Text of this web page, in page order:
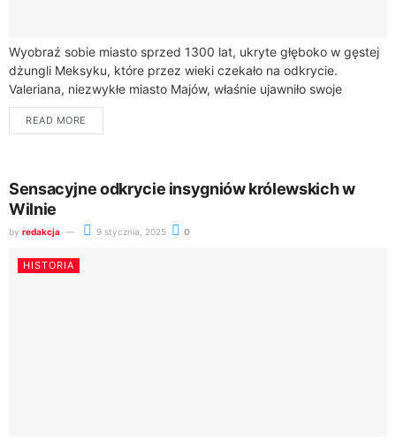
Wyobraź sobie miasto sprzed 1300 lat, ukryte głęboko w gęstej
dżungli Meksyku, które przez wieki czekało na odkrycie.
Valeriana, niezwykłe miasto Majów, właśnie ujawniło swoje
sekrety dzięki zaawansowanej technologii LiDAR.To...
READ MORE
Sensacyjne odkrycie insygniów królewskich w
Wilnie
by redakcja 9 stycznia, 2025 0
HISTORIA